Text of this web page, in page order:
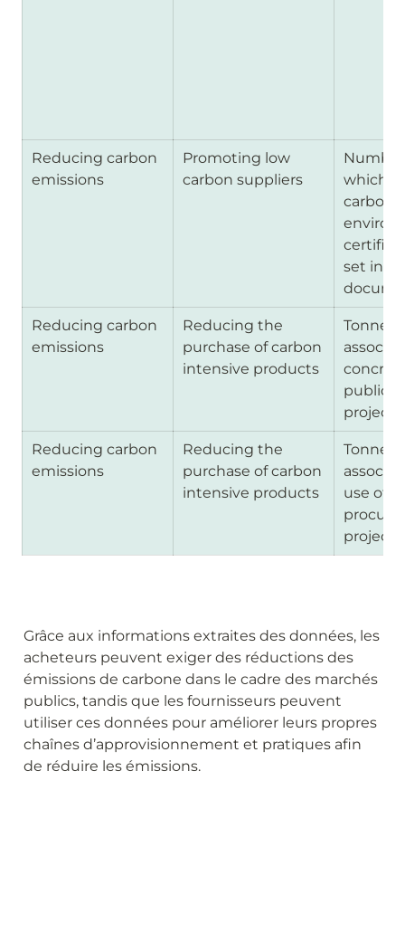
Reducing carbon
emissions
Promoting low
carbon suppliers
which
carbon
set in
Reducing carbon
emissions
Reducing the
purchase of carbon
intensive products
Tonnes
public
projects
Reducing carbon
emissions
Reducing the
purchase of carbon
intensive products
Tonnes
use of
projects
Grâce aux informations extraites des données, les
acheteurs peuvent exiger des réductions des
émissions de carbone dans le cadre des marchés
publics, tandis que les fournisseurs peuvent
utiliser ces données pour améliorer leurs propres
chaînes d’approvisionnement et pratiques afin
de réduire les émissions.